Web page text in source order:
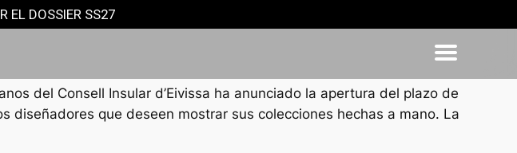
EL DOSSIER SS27
del Consell Insular d’Eivissa ha anunciado la apertura del plazo de
diseñadores que deseen mostrar sus colecciones hechas a mano. La